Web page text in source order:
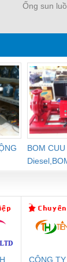
Ống sun
BOM CUU
CÔNG